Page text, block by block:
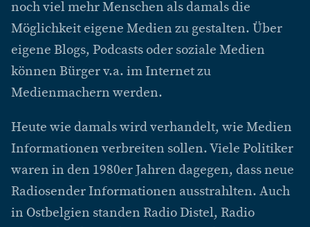
noch viel mehr Menschen als damals die
Möglichkeit eigene Medien zu gestalten. Über
eigene Blogs, Podcasts oder soziale Medien
können Bürger v.a. im Internet zu
Medienmachern werden.
Heute wie damals wird verhandelt, wie Medien
Informationen verbreiten sollen. Viele Politiker
waren in den 1980er Jahren dagegen, dass neue
Radiosender Informationen ausstrahlten. Auch
in Ostbelgien standen Radio Distel, Radio